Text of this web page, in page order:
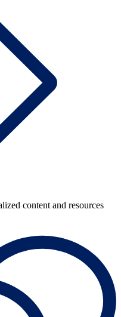
content and resources